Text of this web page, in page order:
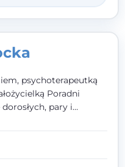
psychoterapeutką
Poradni
pary i
metody do
pacjenta. Wierzę
zasoby, które
- a jeśli jeszcze